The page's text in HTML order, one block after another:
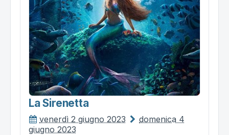
La Sirenetta
venerdì 2 giugno 2023
domenica 4
giugno 2023